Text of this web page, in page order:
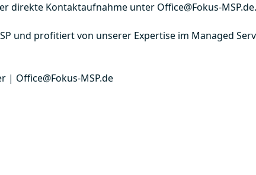
direkte Kontaktaufnahme unter Office@Fokus-MSP.de.
und profitiert von unserer Expertise im Managed
| Office@Fokus-MSP.de